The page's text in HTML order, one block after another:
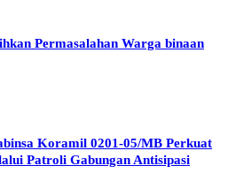
Permasalahan Warga binaan
Koramil 0201-05/MB Perkuat
Patroli Gabungan Antisipasi